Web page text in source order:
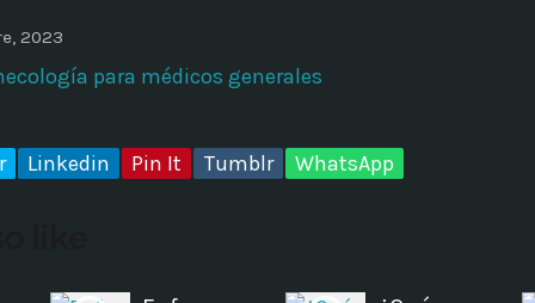
2023
para médicos generales
Linkedin Pin It Tumblr WhatsApp